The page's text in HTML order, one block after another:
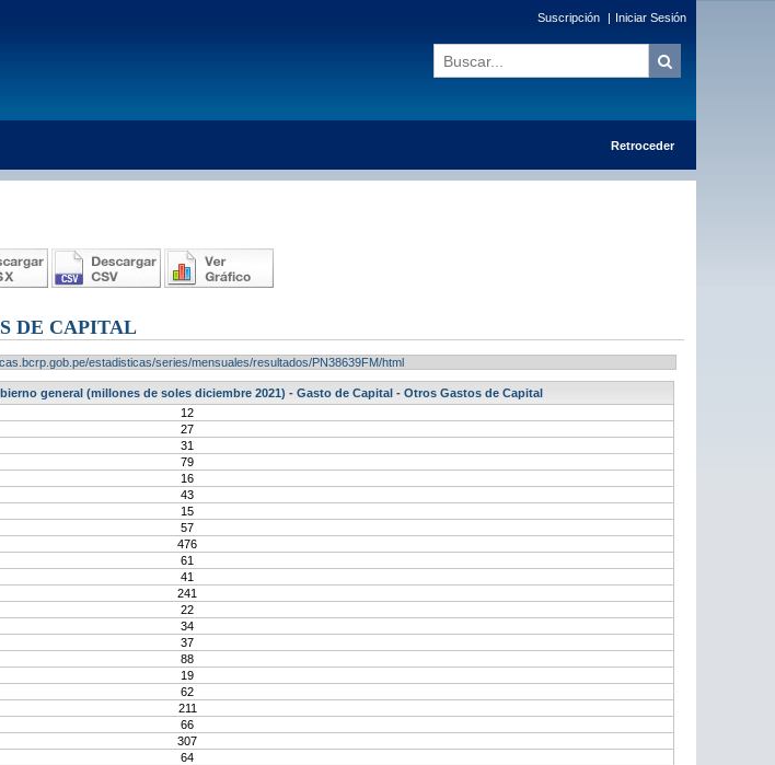
Suscripción | Iniciar Sesión
Retroceder
DE CAPITAL
estadisticas/series/mensuales/resultados/PN38639FM/html
general (millones de soles diciembre 2021) - Gasto de Capital - Otros Gastos de Capital
12
27
31
79
16
43
15
57
476
61
41
241
22
34
37
88
19
62
211
66
307
64